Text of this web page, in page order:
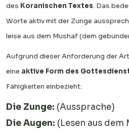
des Koranischen Textes. Das
Worte aktiv mit der Zunge
leise aus dem Mushaf (dem
Aufgrund dieser Anforderung der
eine aktive Form des
Fähigkeiten einbezieht:
Die Zunge: (Aussprache)
Die Augen: (Lesen aus dem